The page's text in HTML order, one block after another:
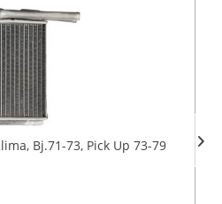
Bj.71-73, Pick Up 73-79